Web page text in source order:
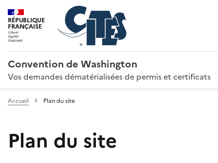
RÉPUBLIQUE
FRANÇAISE
Convention de Washington
Vos demandes dématérialisées de permis et certificats
Accueil Plan du site
Plan du site